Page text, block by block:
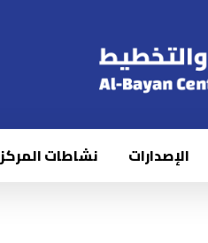
الإصدارات نشاطات المركز